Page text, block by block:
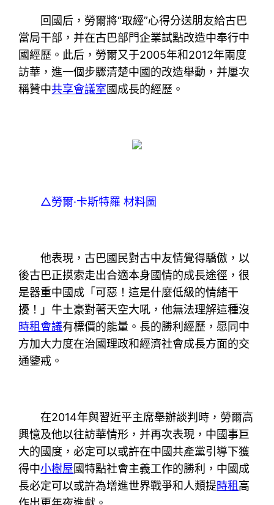
回國后，勞爾將“取經”心得分送朋友給古巴
當局干部，并在古巴部門企業試點改造中奉行中
國經歷。此后，勞爾又于2005年和2012年兩度
訪華，進一個步驟清楚中國的改造舉動，并屢次
稱贊中共享會議室國成長的經歷。
△勞爾·卡斯特羅 材料圖
他表現，古巴國民對古中友情覺得驕傲，以
後古巴正摸索走出合適本身國情的成長途徑，很
是器重中國成「可惡！這是什麼低級的情緒干
擾！」牛土豪對著天空大吼，他無法理解這種沒
時租會議有標價的能量。長的勝利經歷，愿同中
方加大力度在治國理政和經濟社會成長方面的交
通鑒戒。
在2014年與習近平主席舉辦談判時，勞爾高
興憶及他以往訪華情形，并再次表現，中國事巨
大的國度，必定可以或許在中國共產黨引導下獲
得中小樹屋國特點社會主義工作的勝利，中國成
長必定可以或許為增進世界戰爭和人類提時租高